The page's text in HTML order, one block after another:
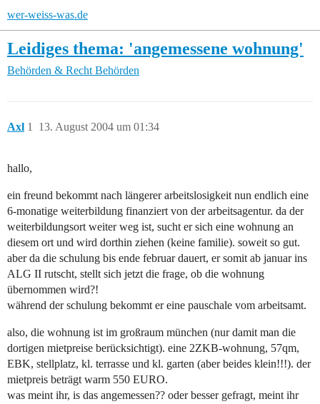
wer-weiss-was.de
Leidiges thema: 'angemessene wohnung'
Behörden & Recht Behörden
Axl 13. August 2004 um 01:34
1
hallo,
ein freund bekommt nach längerer arbeitslosigkeit nun endlich eine
6-monatige weiterbildung finanziert von der arbeitsagentur. da der
weiterbildungsort weiter weg ist, sucht er sich eine wohnung an
diesem ort und wird dorthin ziehen (keine familie). soweit so gut.
aber da die schulung bis ende februar dauert, er somit ab januar ins
ALG II rutscht, stellt sich jetzt die frage, ob die wohnung
übernommen wird?!
während der schulung bekommt er eine pauschale vom arbeitsamt.
also, die wohnung ist im großraum münchen (nur damit man die
dortigen mietpreise berücksichtigt). eine 2ZKB-wohnung, 57qm,
EBK, stellplatz, kl. terrasse und kl. garten (aber beides klein!!!). der
mietpreis beträgt warm 550 EURO.
was meint ihr, is das angemessen?? oder besser gefragt, meint ihr